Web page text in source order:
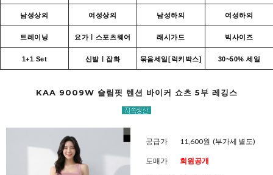
남성상의 여성상의 남성하의 여성하의
트레이닝 요가ㅣ스포츠웨어 래시가드 빅사이즈
1+1 Set 신발ㅣ잡화 묶음세일[럭키박스] 30~50% 세일
KAA 9009W 슬림핏 텐션 바이커 쇼츠 5부 레깅스
공급가 11,600원 (부가세 별도)
도매가 회원공개